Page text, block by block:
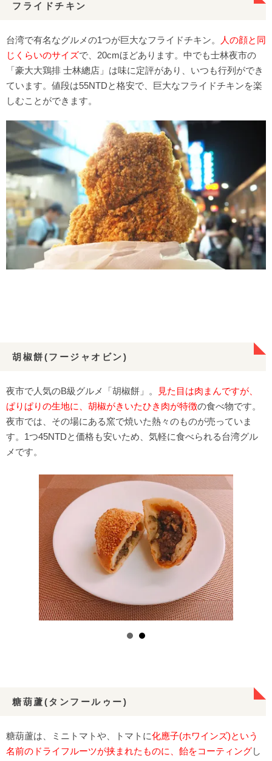
フライドチキン
台湾で有名なグルメの1つが巨大なフライドチキン。
人の顔と同
じくらいのサイズで、20cmほどあります。中でも士林夜市の
「豪大大鶏排 士林總店」は味に定評があり、いつも行列ができ
ています。値段は55NTDと格安で、巨大なフライドチキンを楽
しむことができます。
胡椒餅(フージャオビン)
夜市で人気のB級グルメ「胡椒餅」。
見た目は肉まんですが、
ぱりぱりの生地に、胡椒がきいたひき肉が特徴の食べ物です。
夜市では、その場にある窯で焼いた熱々のものが売っていま
す。1つ45NTDと価格も安いため、気軽に食べられる台湾グル
メです。
糖葫蘆(タンフールゥー)
糖葫蘆は、ミニトマトや、トマトに化應子(ホワインズ)という
名前のドライフルーツが挟まれたものに、飴をコーティングし